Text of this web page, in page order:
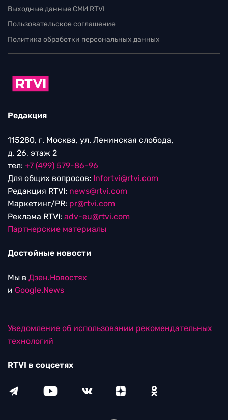
Выходные данные СМИ RTVI
Пользовательское соглашение
Политика обработки персональных данных
Редакция
115280, г. Москва, ул. Ленинская слобода,
д. 26, этаж 2
тел: +7 (499) 579-86-96
Для общих вопросов: Infortvi@rtvi.com
Редакция RTVI: news@rtvi.com
Маркетинг/PR: pr@rtvi.com
Реклама RTVI: adv-eu@rtvi.com
Партнерские материалы
Достойные новости
Мы в Дзен.Новостях
и Google.News
Уведомление об использовании рекомендательных
технологий
RTVI в соцсетях